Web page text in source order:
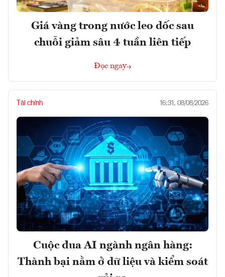
Giá vàng trong nước leo dốc sau
chuỗi giảm sâu 4 tuần liên tiếp
Đọc ngay
Tài chính 16:31, 08/08/2026
Cuộc đua AI ngành ngân hàng:
Thành bại nằm ở dữ liệu và kiểm soát